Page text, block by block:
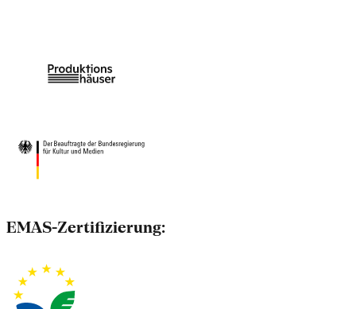
EMAS-Zertifizierung: